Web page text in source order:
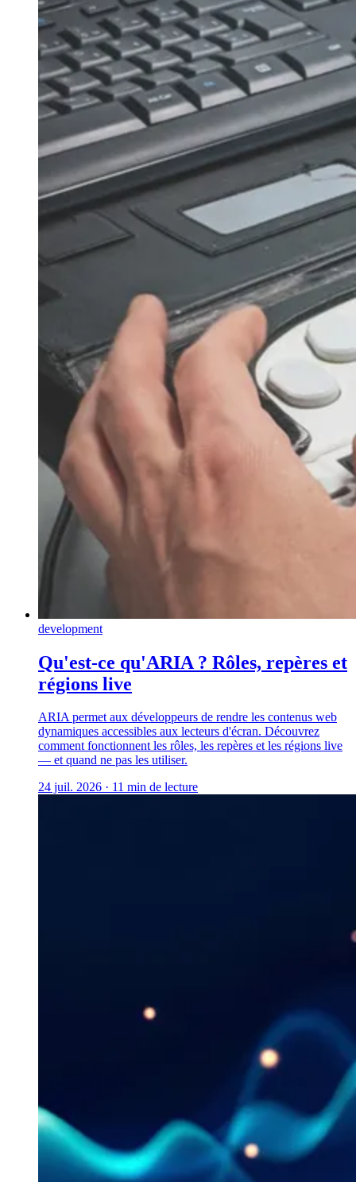
development
Qu'est-ce qu'ARIA ? Rôles, repères et
régions live
ARIA permet aux développeurs de rendre les contenus web
dynamiques accessibles aux lecteurs d'écran. Découvrez
comment fonctionnent les rôles, les repères et les régions live
— et quand ne pas les utiliser.
24 juil. 2026 · 11 min de lecture